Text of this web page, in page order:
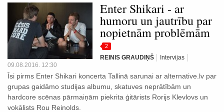
Enter Shikari - ar
humoru un jautrību par
nopietnām problēmām
2
REINIS GRAUDIŅŠ
Intervijas
09.08.2016. 12:30
Īsi pirms Enter Shikari koncerta Tallinā sarunai ar alternative.lv par
grupas gaidāmo studijas albumu, skatuves neprātībām un
hardcore scēnas pārmaiņām piekrita ģitārists Rorijs Klevlovs un
vokālists Rou Reinolds.